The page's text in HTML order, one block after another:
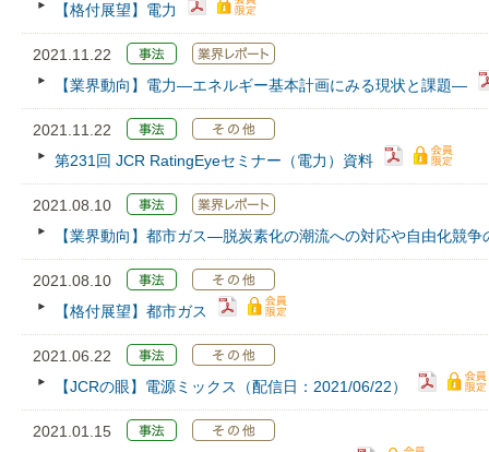
【格付展望】電力
2021.11.22
【業界動向】電力―エネルギー基本計画にみる現状と課題―
2021.11.22
第231回 JCR RatingEyeセミナー（電力）資料
2021.08.10
【業界動向】都市ガス―脱炭素化の潮流への対応や自由化競
2021.08.10
【格付展望】都市ガス
2021.06.22
【JCRの眼】電源ミックス（配信日：2021/06/22）
2021.01.15